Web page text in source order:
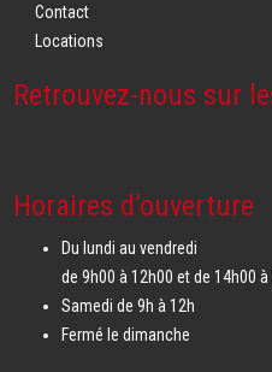
Contact
Locations
Retrouvez-nous sur
Horaires d’ouverture
Du lundi au vendredi
de 9h00 à 12h00 et de 14h00 à
Samedi de 9h à 12h
Fermé le dimanche